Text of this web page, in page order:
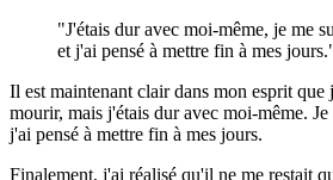
J'étais dur avec moi-même, je me
et j'ai pensé à mettre fin à mes jours.
Il est maintenant clair dans mon esprit que
mourir, mais j'étais dur avec moi-même.
j'ai pensé à mettre fin à mes jours.
Finalement, j'ai réalisé qu'il ne me restait